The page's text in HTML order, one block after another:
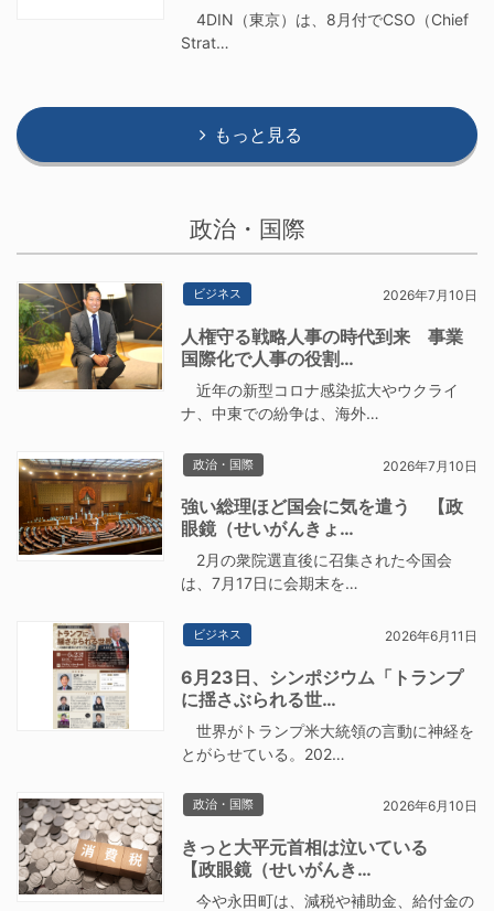
4DIN（東京）は、8月付でCSO（Chief
Strat…
もっと見る
政治・国際
ビジネス 2026年7月10日
人権守る戦略人事の時代到来 事業
国際化で人事の役割…
近年の新型コロナ感染拡大やウクライ
ナ、中東での紛争は、海外…
政治・国際 2026年7月10日
強い総理ほど国会に気を遣う 【政
眼鏡（せいがんきょ…
2月の衆院選直後に召集された今国会
は、7月17日に会期末を…
ビジネス 2026年6月11日
6月23日、シンポジウム「トランプ
に揺さぶられる世…
世界がトランプ米大統領の言動に神経を
とがらせている。202…
政治・国際 2026年6月10日
きっと大平元首相は泣いている
【政眼鏡（せいがんき…
今や永田町は、減税や補助金、給付金の